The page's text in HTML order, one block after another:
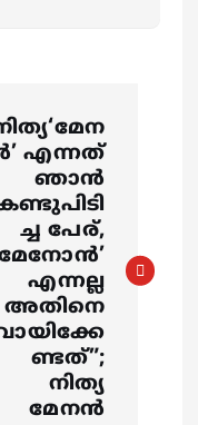
എന്നത്
ഞാൻ
ച്ച പേര്,
എന്നല്ല
അതിനെ
ണ്ടത്”;
നിത്യ
മേനൻ